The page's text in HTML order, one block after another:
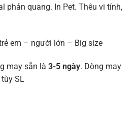
phản quang. In Pet. Thêu vi tính,
em – người lớn – Big size
may sẵn là 3-5 ngày. Dòng may
SL